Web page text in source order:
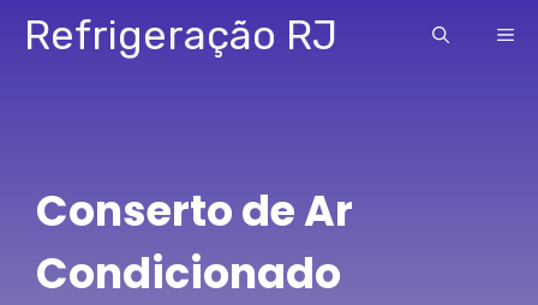
Pular
paraRefrigeração RJ
Conserto de Ar
Condicionado